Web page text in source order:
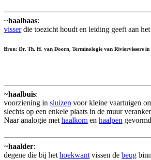
~haalbaas:
visserdie toezicht houdt en leiding geeft aan
Bron: Dr. Th. H. van Doorn, Terminologie van Riviervissers in
~haalbuis:
voorziening in sluizen voor kleine vaartuigen
slechts op een enkele plaats in de muur
Naar analogie met haalkom en haalpen
~haalder:
degene die bij het hoekwant vissen de beug